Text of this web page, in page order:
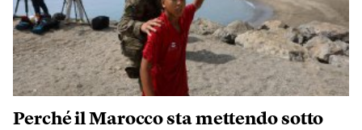
Perché il Marocco sta mettendo sotto